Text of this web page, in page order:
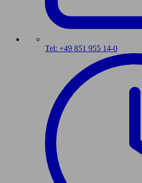
Tel: +49 851 955 14-0